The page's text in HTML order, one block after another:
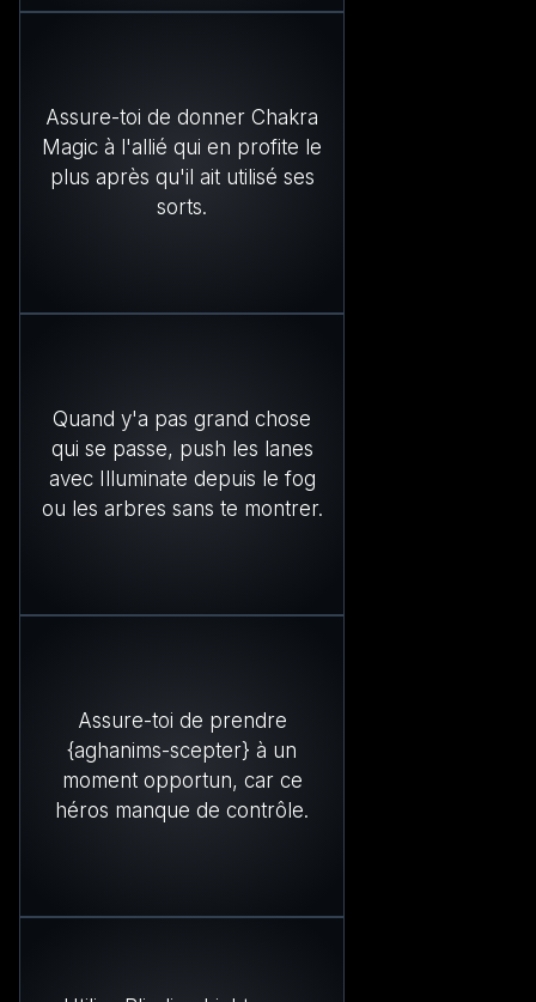
Assure-toi de donner Chakra
Magic à l'allié qui en profite le
plus après qu'il ait utilisé ses
sorts.
Quand y'a pas grand chose
qui se passe, push les lanes
avec Illuminate depuis le fog
ou les arbres sans te montrer.
Assure-toi de prendre
{aghanims-scepter} à un
moment opportun, car ce
héros manque de contrôle.